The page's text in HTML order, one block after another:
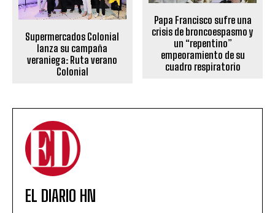
Supermercados Colonial
lanza su campaña
veraniega: Ruta verano
Colonial
Papa Francisco sufre una
crisis de broncoespasmo y
un “repentino”
empeoramiento de su
cuadro respiratorio
EL DIARIO HN